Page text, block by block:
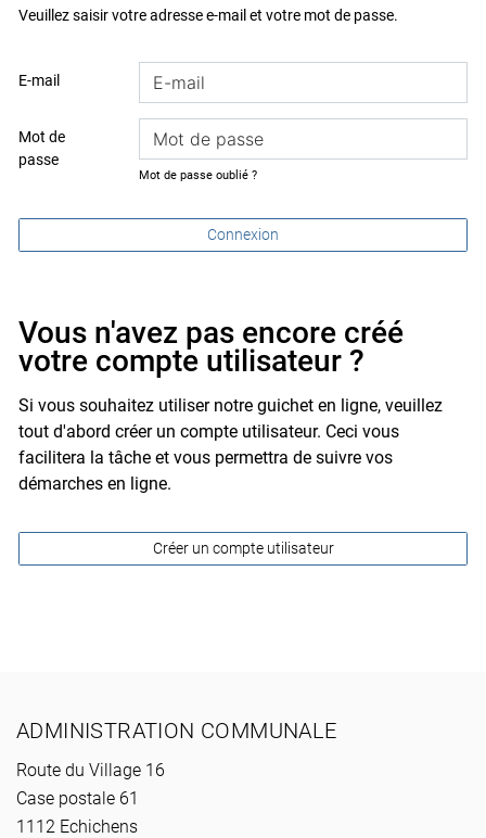
Veuillez saisir votre adresse e-mail et votre mot de passe.
E-mail
Mot de
passe
Mot de passe oublié ?
Connexion
Vous n'avez pas encore créé
votre compte utilisateur ?
Si vous souhaitez utiliser notre guichet en ligne, veuillez
tout d'abord créer un compte utilisateur. Ceci vous
facilitera la tâche et vous permettra de suivre vos
démarches en ligne.
Créer un compte utilisateur
ADMINISTRATION COMMUNALE
Route du Village 16
Case postale 61
1112 Echichens